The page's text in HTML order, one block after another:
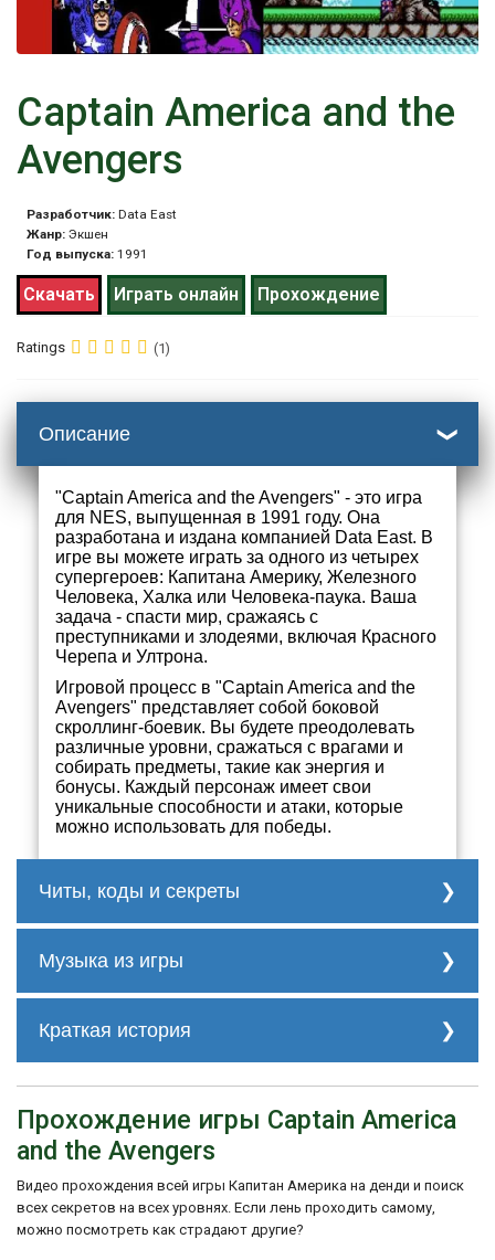
Captain America and the
Avengers
Разработчик: Data East
Жанр: Экшен
Год выпуска: 1991
Скачать Играть онлайн Прохождение
Ratings (1)
Описание
"Captain America and the Avengers" - это игра
для NES, выпущенная в 1991 году. Она
разработана и издана компанией Data East. В
игре вы можете играть за одного из четырех
супергероев: Капитана Америку, Железного
Человека, Халка или Человека-паука. Ваша
задача - спасти мир, сражаясь с
преступниками и злодеями, включая Красного
Черепа и Ултрона.
Игровой процесс в "Captain America and the
Avengers" представляет собой боковой
скроллинг-боевик. Вы будете преодолевать
различные уровни, сражаться с врагами и
собирать предметы, такие как энергия и
бонусы. Каждый персонаж имеет свои
уникальные способности и атаки, которые
можно использовать для победы.
Читы, коды и секреты
могут помочь вам в игре:
1. Бессмертие: В главном меню игры
станете неуязвимым для врагов.
2. Дополнительные жизни: Введите
Право, B, A. Вы получите дополнительные
жизни.
3. Улучшенные атаки: Соберите бонусы и
энергию на уровне, чтобы улучшить атаки
и силу своего персонажа.
Музыка из игры
Трек 2
Трек 3
Краткая история
документирована. Она была разработана
компанией Data East, которая
специализировалась на создании
аркадных и консольных игр. Игра была
основан
Прохождение игры Captain America
and the Avengers
Видео прохождения всей игры Капитан Америка на денди и поиск
всех секретов на всех уровнях. Если лень проходить самому,
можно посмотреть как страдают другие?